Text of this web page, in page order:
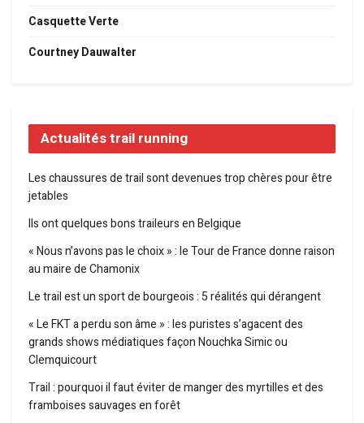
Casquette Verte
Courtney Dauwalter
Actualités trail running
Les chaussures de trail sont devenues trop chères pour être
jetables
Ils ont quelques bons traileurs en Belgique
« Nous n’avons pas le choix » : le Tour de France donne raison
au maire de Chamonix
Le trail est un sport de bourgeois : 5 réalités qui dérangent
« Le FKT a perdu son âme » : les puristes s’agacent des
grands shows médiatiques façon Nouchka Simic ou
Clemquicourt
Trail : pourquoi il faut éviter de manger des myrtilles et des
framboises sauvages en forêt